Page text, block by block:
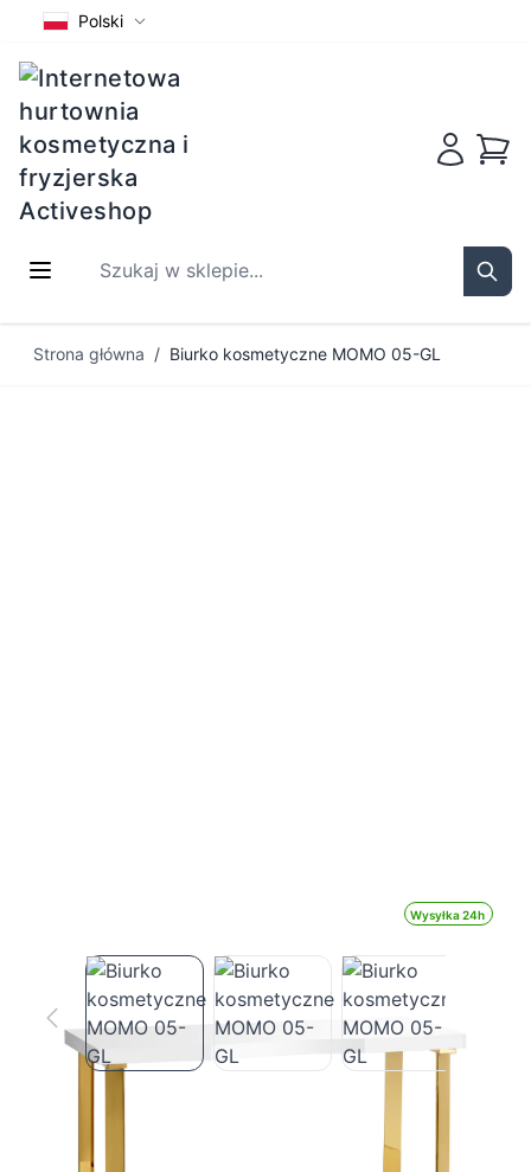
Polski
Szukaj w sklepie...
Strona główna / Biurko kosmetyczne MOMO 05-GL
Wysyłka 24h